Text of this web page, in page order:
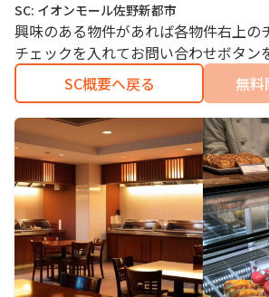
SC: イオンモール佐野新都市
興味のある物件があれば各物件右上の
チェックを入れてお問い合わせボタン
SC概要へ戻る
無